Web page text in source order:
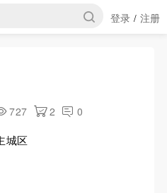
登录 / 注册
727 2 0
城区